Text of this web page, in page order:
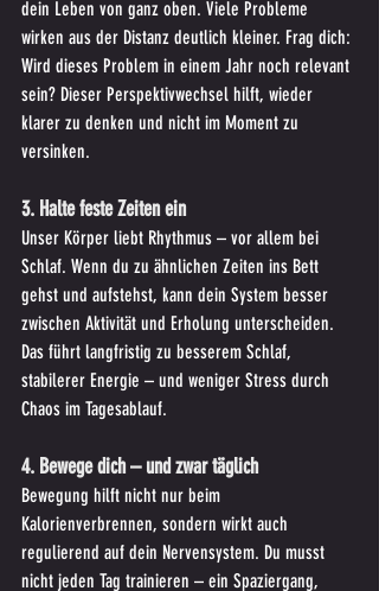
dein Leben von ganz oben. Viele Probleme
wirken aus der Distanz deutlich kleiner. Frag dich:
Wird dieses Problem in einem Jahr noch relevant
sein? Dieser Perspektivwechsel hilft, wieder
klarer zu denken und nicht im Moment zu
versinken.
3. Halte feste Zeiten ein
Unser Körper liebt Rhythmus – vor allem bei
Schlaf. Wenn du zu ähnlichen Zeiten ins Bett
gehst und aufstehst, kann dein System besser
zwischen Aktivität und Erholung unterscheiden.
Das führt langfristig zu besserem Schlaf,
stabilerer Energie – und weniger Stress durch
Chaos im Tagesablauf.
4. Bewege dich – und zwar täglich
Bewegung hilft nicht nur beim
Kalorienverbrennen, sondern wirkt auch
regulierend auf dein Nervensystem. Du musst
nicht jeden Tag trainieren – ein Spaziergang,